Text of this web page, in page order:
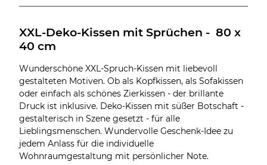
XXL-Deko-Kissen mit Sprüchen -  80 x
40 cm
Wunderschöne XXL-Spruch-Kissen mit liebevoll
gestalteten Motiven. Ob als Kopfkissen, als Sofakissen
oder einfach als schönes Zierkissen - der brillante
Druck ist inklusive. Deko-Kissen mit süßer Botschaft -
gestalterisch in Szene gesetzt - für alle
Lieblingsmenschen. Wundervolle Geschenk-Idee zu
jedem Anlass für die individuelle
Wohnraumgestaltung mit persönlicher Note.